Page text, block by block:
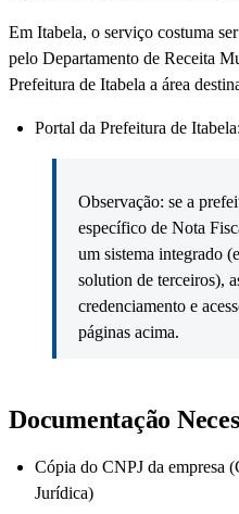
Em Itabela, o serviço costuma
pelo Departamento de Receita
Prefeitura de Itabela a área
Portal da Prefeitura de Itabela:
Observação: se a
específico de Nota
um sistema integrado
solution de terceiros),
credenciamento e
páginas acima.
Documentação
Cópia do CNPJ da empresa
Jurídica)